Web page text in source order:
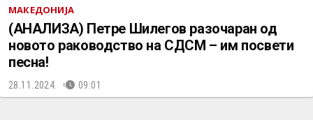
МАКЕДОНИЈА
(АНАЛИЗА) Петре Шилегов разочаран од
новото раководство на СДСМ – им посвети
песна!
28.11.2024. 09:01